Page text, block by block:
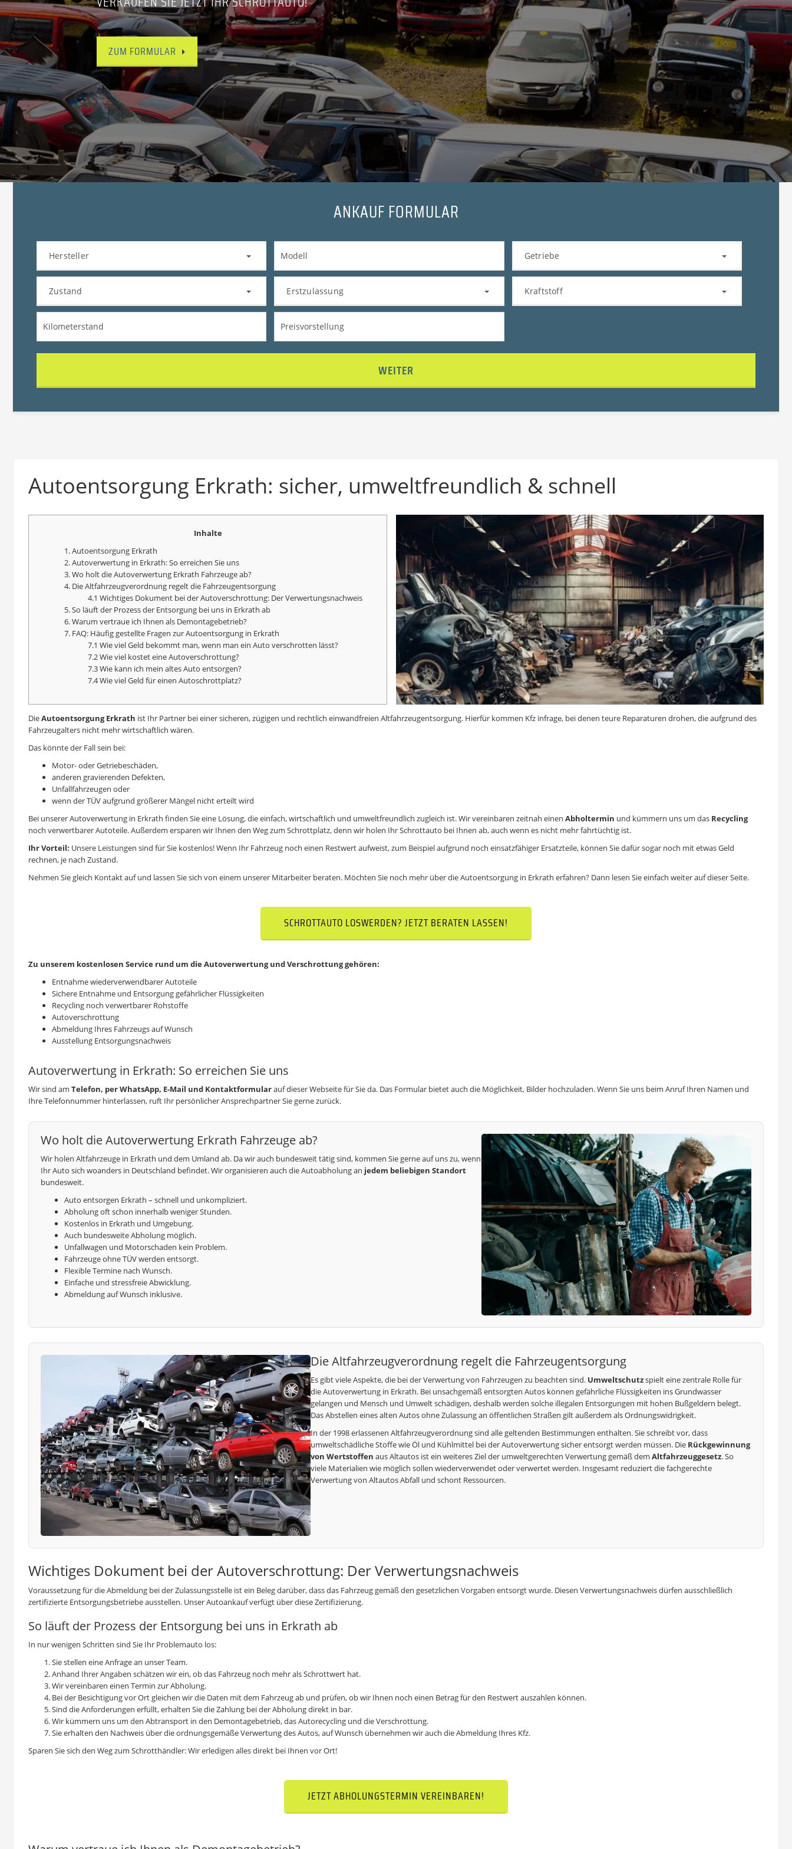
ZUM FORMULAR
ANKAUF FORMULAR
Hersteller Getriebe
Zustand Erstzulassung Kraftstoff
WEITER
Autoentsorgung Erkrath: sicher, umweltfreundlich & schnell
Inhalte
1. Autoentsorgung Erkrath
2. Autoverwertung in Erkrath: So erreichen Sie uns
3. Wo holt die Autoverwertung Erkrath Fahrzeuge ab?
4. Die Altfahrzeugverordnung regelt die Fahrzeugentsorgung
4.1 Wichtiges Dokument bei derAutoverschrottung: Der Verwertungsnachweis
5. So läuft der Prozess der Entsorgung bei uns in Erkrath ab
6. Warum vertraue ich Ihnen als Demontagebetrieb?
7. FAQ: Häufig gestellte Fragen zur Autoentsorgung in Erkrath
7.1 Wie viel Geld bekommt man, wenn man ein Auto verschrotten lässt?
7.2 Wie viel kostet eineAutoverschrottung?
7.3 Wie kann ich mein altes Auto entsorgen?
7.4 Wie viel Geld für einen Autoschrottplatz?
DieAutoentsorgung Erkrath ist Ihr Partner bei einer sicheren, zügigen und rechtlich einwandfreien Altfahrzeugentsorgung. Hierfür kommen Kfz infrage, bei denen teure Reparaturen drohen, die aufgrund des
Fahrzeugalters nicht mehr wirtschaftlich wären.
Das könnte der Fall sein bei:
Motor- oder Getriebeschäden,
anderen gravierenden Defekten,
Unfallfahrzeugen oder
wenn der TÜV aufgrund größerer Mängel nicht erteilt wird
Bei unsererAutoverwertung in Erkrath finden Sie eine Lösung, die einfach, wirtschaftlich und umweltfreundlich zugleich ist. Wir vereinbaren zeitnah einen Abholtermin und kümmern uns um das Recycling
noch verwertbarer Autoteile. Außerdem ersparen wir Ihnen den Weg zum Schrottplatz, denn wir holen IhrSchrottauto bei Ihnen ab, auch wenn es nicht mehr fahrtüchtig ist.
Ihr Vorteil: Unsere Leistungen sind für Sie kostenlos! Wenn Ihr Fahrzeug noch einen Restwert aufweist, zum Beispiel aufgrund noch einsatzfähiger Ersatzteile, können Sie dafür sogar noch mit etwas Geld
rechnen, je nach Zustand.
Nehmen Sie gleich Kontakt auf und lassen Sie sich von einem unserer Mitarbeiter beraten. Möchten Sie noch mehr über die Autoentsorgung in Erkrath erfahren? Dann lesen Sie einfach weiter auf dieser Seite.
SCHROTTAUTO LOSWERDEN? JETZT BERATEN LASSEN!
Zu unserem kostenlosen Service rund um die Autoverwertung und Verschrottunggehören:
Entnahme wiederverwendbarer Autoteile
Sichere Entnahme und Entsorgung gefährlicher Flüssigkeiten
Recycling noch verwertbarer Rohstoffe
Autoverschrottung
Abmeldung Ihres Fahrzeugs auf Wunsch
Ausstellung Entsorgungsnachweis
Autoverwertung in Erkrath: So erreichen Sie uns
Wir sind am Telefon, per WhatsApp, E-Mail und Kontaktformularauf dieser Webseite für Sie da. Das Formular bietet auch die Möglichkeit, Bilder hochzuladen. Wenn Sie uns beim Anruf Ihren Namen und
Ihre Telefonnummer hinterlassen, ruft Ihr persönlicher Ansprechpartner Sie gerne zurück.
Wo holt die Autoverwertung Erkrath Fahrzeuge ab?
Wir holen Altfahrzeuge in Erkrath und dem Umland ab. Da wir auch bundesweit tätig sind, kommen Sie gerne auf uns zu, wenn
Ihr Auto sich woanders in Deutschland befindet. Wir organisieren auch die Autoabholung an jedem beliebigen Standort
bundesweit.
Auto entsorgen Erkrath – schnell und unkompliziert.
Abholung oft schon innerhalb weniger Stunden.
Kostenlos in Erkrath und Umgebung.
Auch bundesweite Abholung möglich.
Unfallwagen und Motorschaden kein Problem.
Fahrzeuge ohne TÜV werden entsorgt.
Flexible Termine nach Wunsch.
Einfache und stressfreie Abwicklung.
Abmeldung auf Wunsch inklusive.
Die Altfahrzeugverordnung regelt die Fahrzeugentsorgung
Es gibt viele Aspekte, die bei der Verwertung von Fahrzeugen zu beachten sind. Umweltschutzspielt eine zentrale Rolle für
die Autoverwertung in Erkrath. Bei unsachgemäß entsorgten Autos können gefährliche Flüssigkeiten ins Grundwasser
gelangen und Mensch und Umwelt schädigen, deshalb werden solche illegalen Entsorgungen mit hohen Bußgeldern belegt.
Das Abstellen eines alten Autos ohne Zulassung an öffentlichen Straßen gilt außerdem als Ordnungswidrigkeit.
In der 1998 erlassenen Altfahrzeugverordnung sind alle geltenden Bestimmungen enthalten. Sie schreibt vor, dass
umweltschädliche Stoffe wie Öl und Kühlmittel bei der Autoverwertung sicher entsorgt werden müssen. Die Rückgewinnung
von Wertstoffen aus Altautos ist ein weiteres Ziel der umweltgerechten Verwertung gemäß demAltfahrzeuggesetz. So
viele Materialien wie möglich sollen wiederverwendet oder verwertet werden. Insgesamt reduziert die fachgerechte
Verwertung von Altautos Abfall und schont Ressourcen.
Wichtiges Dokument bei der Autoverschrottung: Der Verwertungsnachweis
Voraussetzung für die Abmeldung bei der Zulassungsstelle ist ein Beleg darüber, dass das Fahrzeug gemäß den gesetzlichen Vorgaben entsorgt wurde. Diesen Verwertungsnachweis dürfen ausschließlich
zertifizierte Entsorgungsbetriebe ausstellen. UnserAutoankaufverfügt über diese Zertifizierung.
So läuft der Prozess der Entsorgung bei uns in Erkrath ab
In nur wenigen Schritten sind Sie Ihr Problemauto los:
Sie stellen eine Anfrage an unser Team.
Anhand Ihrer Angaben schätzen wir ein, ob das Fahrzeug noch mehr als Schrottwert hat.
Wir vereinbaren einen Termin zur Abholung.
Bei der Besichtigung vor Ort gleichen wir die Daten mit dem Fahrzeug ab und prüfen, ob wir Ihnen noch einen Betrag für den Restwert auszahlen können.
Sind die Anforderungen erfüllt, erhalten Sie die Zahlung bei der Abholung direkt in bar.
Wir kümmern uns um den Abtransport in den Demontagebetrieb, das Autorecycling und die Verschrottung.
Sie erhalten den Nachweis über die ordnungsgemäße Verwertung des Autos, auf Wunsch übernehmen wir auch die Abmeldung Ihres Kfz.
Sparen Sie sich den Weg zum Schrotthändler: Wir erledigen alles direkt bei Ihnen vor Ort!
JETZT ABHOLUNGSTERMIN VEREINBAREN!